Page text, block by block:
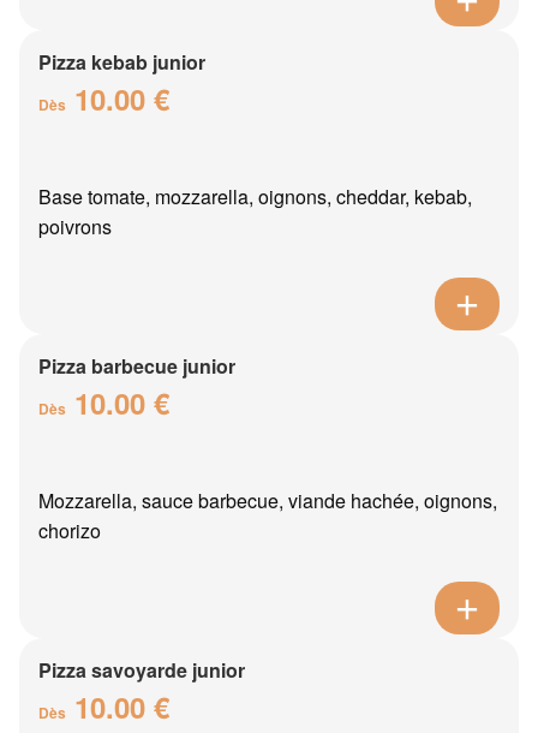
Pizza kebab junior
Dès 10.00 €
Base tomate, mozzarella, oignons, cheddar, kebab,
poivrons
Pizza barbecue junior
Dès 10.00 €
Mozzarella, sauce barbecue, viande hachée, oignons,
chorizo
Pizza savoyarde junior
Dès 10.00 €